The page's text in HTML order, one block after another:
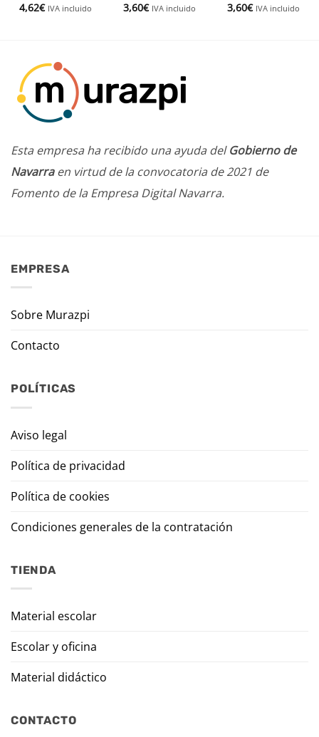
4,62€ IVA incluido 3,60€ IVA incluido 3,60€ IVA incluido
Esta empresa ha recibido una ayuda delGobierno de
Navarraen virtud de la convocatoria de 2021 de
Fomento de la Empresa Digital Navarra.
EMPRESA
Sobre Murazpi
Contacto
POLÍTICAS
Aviso legal
Política de privacidad
Política de cookies
Condiciones generales de la contratación
TIENDA
Material escolar
Escolar y oficina
Material didáctico
CONTACTO